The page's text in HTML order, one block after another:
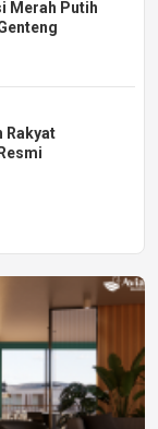
Merah Putih
Rakyat